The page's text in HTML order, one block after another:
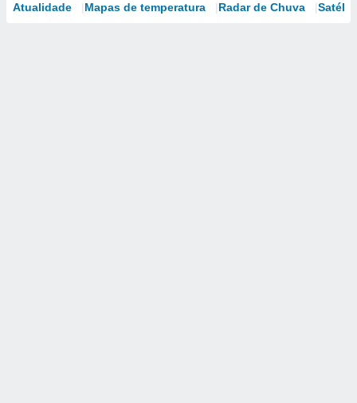
Atualidade Mapas de temperatura Radar de Chuva